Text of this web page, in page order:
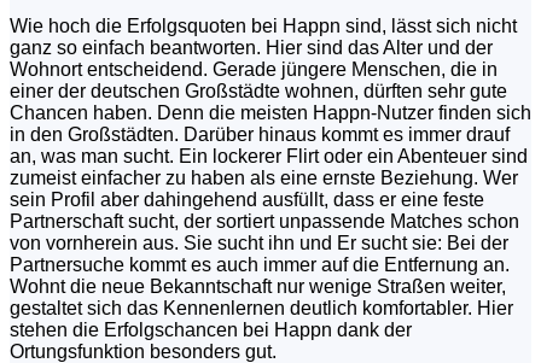
Wie hoch die Erfolgsquoten bei Happn sind, lässt sich nicht
ganz so einfach beantworten. Hier sind das Alter und der
Wohnort entscheidend. Gerade jüngere Menschen, die in
einer der deutschen Großstädte wohnen, dürften sehr gute
Chancen haben. Denn die meisten Happn-Nutzer finden sich
in den Großstädten. Darüber hinaus kommt es immer drauf
an, was man sucht. Ein lockerer Flirt oder ein Abenteuer sind
zumeist einfacher zu haben als eine ernste Beziehung. Wer
sein Profil aber dahingehend ausfüllt, dass er eine feste
Partnerschaft sucht, der sortiert unpassende Matches schon
von vornherein aus. Sie sucht ihn und Er sucht sie: Bei der
Partnersuche kommt es auch immer auf die Entfernung an.
Wohnt die neue Bekanntschaft nur wenige Straßen weiter,
gestaltet sich das Kennenlernen deutlich komfortabler. Hier
stehen die Erfolgschancen bei Happn dank der
Ortungsfunktion besonders gut.